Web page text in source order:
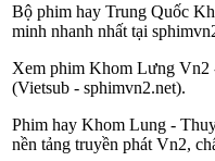
Bộ phim hay Trung Quốc
minh nhanh nhất tại
Xem phim Khom Lưng
(Vietsub - sphimvn2.net).
Phim hay Khom Lung -
nền tảng truyền phát Vn2,